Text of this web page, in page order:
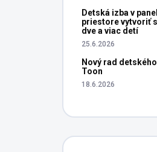
Detská izba v
priestore vytvoriť
dve a viac detí
25.6.2026
Nový rad
Toon
18.6.2026